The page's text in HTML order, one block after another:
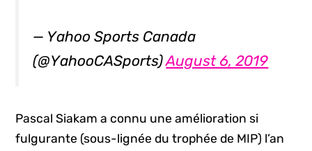
— Yahoo Sports Canada
(@YahooCASports)August 6, 2019
Pascal Siakam a connu une amélioration si
fulgurante (sous-lignée du trophée de MIP) l’an